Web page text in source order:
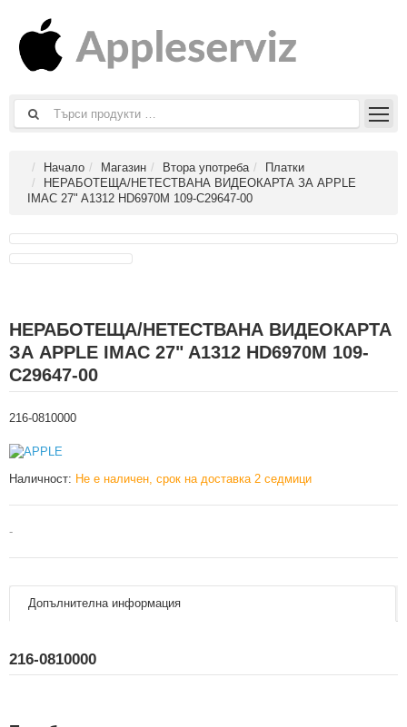
Начало Магазин Втора употреба
Платки
НЕРАБОТЕЩА/НЕТЕСТВАНА ВИДЕОКАРТА ЗА APPLE
IMAC 27" A1312 HD6970M 109-C29647-00
НЕРАБОТЕЩА/НЕТЕСТВАНА ВИДЕОКАРТА
ЗА APPLE IMAC 27" A1312 HD6970M 109-
C29647-00
216-0810000
Наличност: Не е наличен, срок на доставка 2 седмици
-
Допълнителна информация
216-0810000